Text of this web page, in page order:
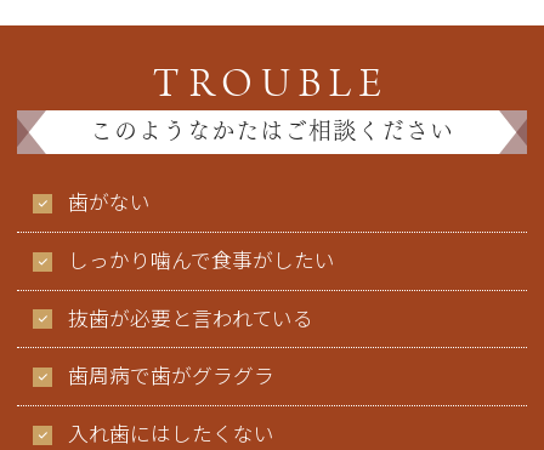
TROUBLE
このようなかたはご相談ください
歯がない
しっかり噛んで食事がしたい
抜歯が必要と言われている
歯周病で歯がグラグラ
入れ歯にはしたくない